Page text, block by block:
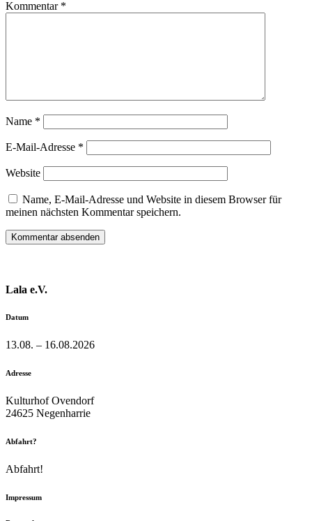
Kommentar *
Name *
E-Mail-Adresse *
Website
Name, E-Mail-Adresse und Website in diesem Browser für
meinen nächsten Kommentar speichern.
Lala e.V.
Datum
13.08. – 16.08.2026
Adresse
Kulturhof Ovendorf
24625 Negenharrie
Abfahrt?
Abfahrt!
Impressum